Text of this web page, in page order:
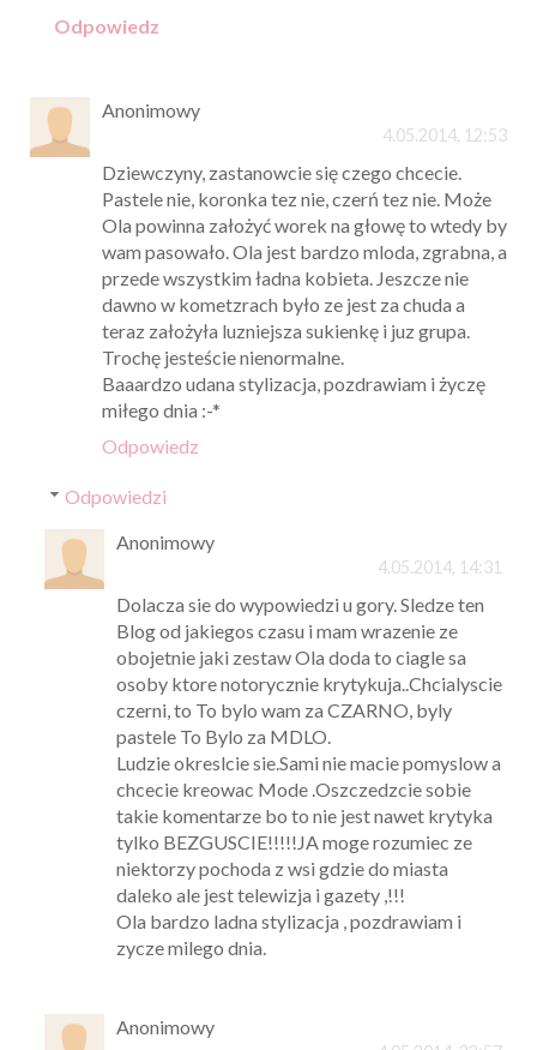
Odpowiedz
Anonimowy
4.05.2014, 12:53
Dziewczyny, zastanowcie się czego chcecie.
Pastele nie, koronka tez nie, czerń tez nie. Może
Ola powinna założyć worek na głowę to wtedy by
wam pasowało. Ola jest bardzo mloda, zgrabna, a
przede wszystkim ładna kobieta. Jeszcze nie
dawno w kometzrach było ze jest za chuda a
teraz założyła luzniejsza sukienkę i juz grupa.
Trochę jesteście nienormalne.
Baaardzo udana stylizacja, pozdrawiam i życzę
miłego dnia :-*
Odpowiedz
Odpowiedzi
Anonimowy
4.05.2014, 14:31
Dolacza sie do wypowiedzi u gory. Sledze ten
Blog od jakiegos czasu i mam wrazenie ze
obojetnie jaki zestaw Ola doda to ciagle sa
osoby ktore notorycznie krytykuja..Chcialyscie
czerni, to To bylo wam za CZARNO, byly
pastele To Bylo za MDLO.
Ludzie okreslcie sie.Sami nie macie pomyslow a
chcecie kreowac Mode .Oszczedzcie sobie
takie komentarze bo to nie jest nawet krytyka
tylko BEZGUSCIE!!!!!JA moge rozumiec ze
niektorzy pochoda z wsi gdzie do miasta
daleko ale jest telewizja i gazety ,!!!
Ola bardzo ladna stylizacja , pozdrawiam i
zycze milego dnia.
Anonimowy